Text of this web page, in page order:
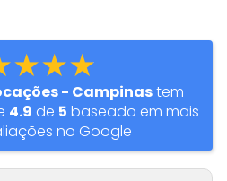
- Campinastem
4.9 de 5 baseado em mais
no Google